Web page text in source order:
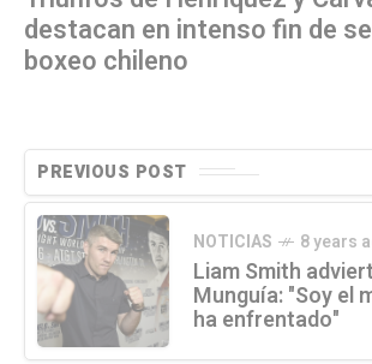
destacan en intenso fin de
boxeo chileno
PREVIOUS POST
NOTICIAS 8 years
Liam Smith
Munguía: "Soy el
ha enfrentado"